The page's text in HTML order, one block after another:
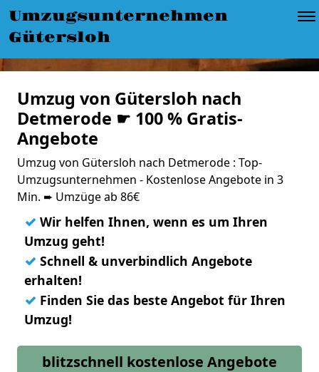
Umzugsunternehmen
Gütersloh
Umzug von Gütersloh nach
Detmerode ☛ 100 % Gratis-
Angebote
Umzug von Gütersloh nach Detmerode : Top-
Umzugsunternehmen - Kostenlose Angebote in 3
Min. ➨ Umzüge ab 86€
✓ Wir helfen Ihnen, wenn es um Ihren
Umzug geht!
✓ Schnell & unverbindlich Angebote
erhalten!
✓ Finden Sie das beste Angebot für Ihren
Umzug!
blitzschnell kostenlose Angebote